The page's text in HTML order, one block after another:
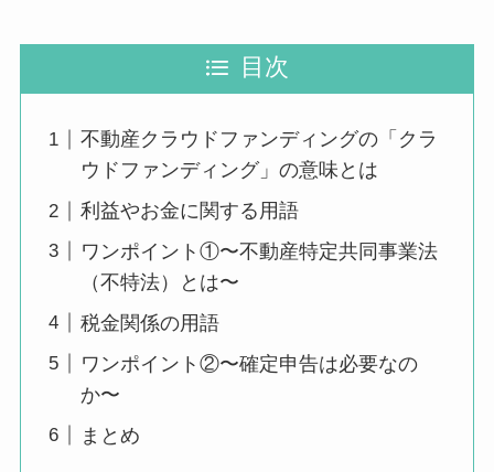
目次
不動産クラウドファンディングの「クラ
ウドファンディング」の意味とは
利益やお金に関する用語
ワンポイント①〜不動産特定共同事業法
（不特法）とは〜
税金関係の用語
ワンポイント②〜確定申告は必要なの
か〜
まとめ